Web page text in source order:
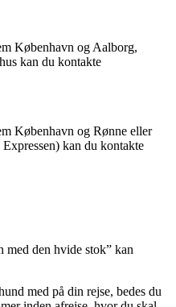
København og Aalborg,
kan du kontakte
København og Rønne eller
kan du kontakte
med den hvide stok” kan
med på din rejse, bedes du